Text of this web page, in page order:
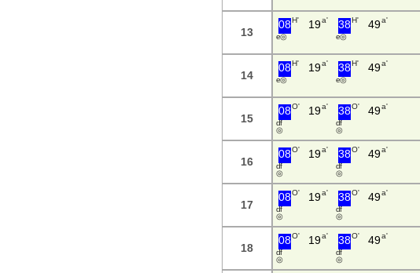
13
08H'
e ◎
19a' 38H'
e ◎
49a'
14
08H'
e ◎
19a' 38H'
e ◎
49a'
15
08O'
d f
◎
19a' 38O'
d f
◎
49a'
16
08O'
d f
◎
19a' 38O'
d f
◎
49a'
17
08O'
d f
◎
19a' 38O'
d f
◎
49a'
18
08O'
d f
◎
19a' 38O'
d f
◎
49a'